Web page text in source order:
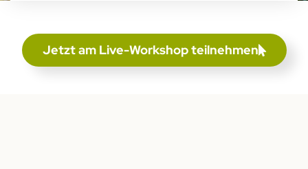
Jetzt am Live-Workshop teilnehmen